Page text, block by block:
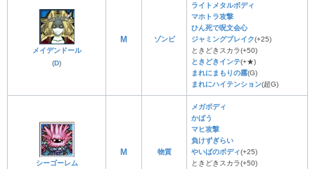
メイデンドール
(D)
M ゾンビ
ライトメタルボディ
マホトラ攻撃
ひん死で呪文会心
ジャミングブレイク(+25)
ときどきスカラ(+50)
ときどきインテ(+★)
まれにまもりの霧(G)
まれにハイテンション(超G)
シーゴーレム
M 物質
メガボディ
かばう
マヒ攻撃
負けずぎらい
やいばのボディ(+25)
ときどきスカラ(+50)